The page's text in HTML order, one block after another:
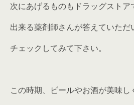
次にあげるものもドラッグストア
出来る薬剤師さんが答えていただ
チェックしてみて下さい。
この時期、ビールやお酒が美味し